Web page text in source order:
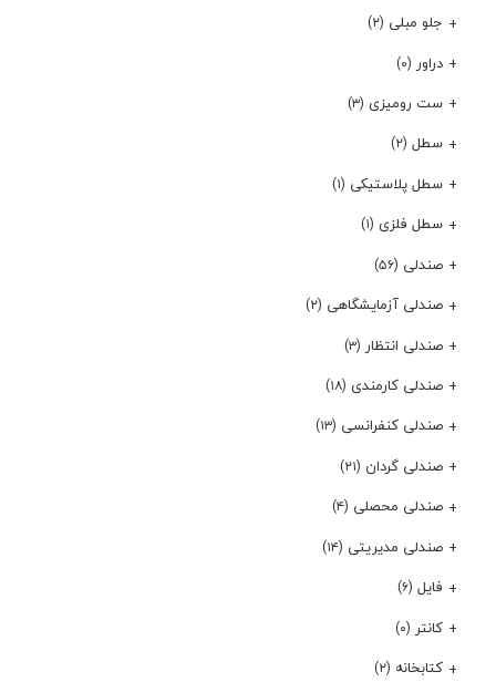
جلو مبلی (۲)
دراور (۰)
ست رومیزی (۳)
سطل (۲)
سطل پلاستیکی (۱)
سطل فلزی (۱)
صندلی (۵۶)
صندلی آزمایشگاهی (۲)
صندلی انتظار (۳)
صندلی کارمندی (۱۸)
صندلی کنفرانسی (۱۳)
صندلی گردان (۲۱)
صندلی محصلی (۴)
صندلی مدیریتی (۱۴)
فایل (۶)
کانتر (۰)
کتابخانه (۲)